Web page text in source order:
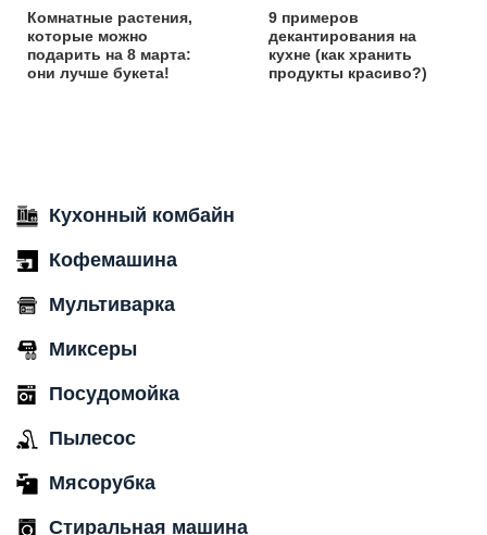
Комнатные растения,
которые можно
подарить на 8 марта:
они лучше букета!
9 примеров
декантирования на
кухне (как хранить
продукты красиво?)
Кухонный комбайн
Кофемашина
Мультиварка
Миксеры
Посудомойка
Пылесос
Мясорубка
Стиральная машина